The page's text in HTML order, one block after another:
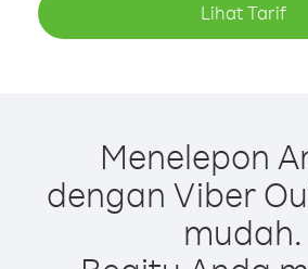
Lihat Tarif
Menelepon
dengan Viber
mudah.